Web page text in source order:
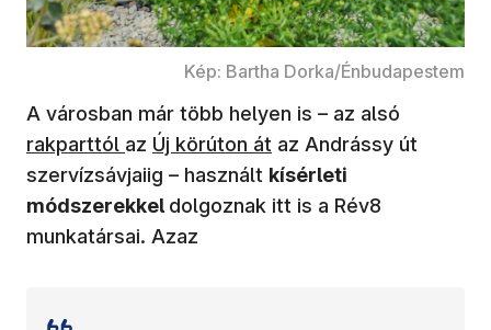
Kép: Bartha Dorka/Énbudapestem
A városban már több helyen is – az alsó
rakparttól az Új körúton át az Andrássy út
szervízsávjaiig – használt kísérleti
módszerekkel dolgoznak itt is a Rév8
munkatársai. Azaz